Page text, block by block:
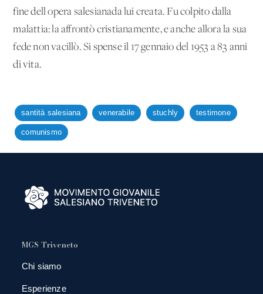
fine dell'opera salesianada lui creata. Fu colpito dalla
malattia: la affrontò cristianamente, e anche allora la sua
fede non vacillò. Si spense il 17 gennaio del 1953 a 83 anni
di vita.
santità salesiana venerabile stuchly testimone
comunismo
MGS Triveneto
Chi siamo
Esperienze